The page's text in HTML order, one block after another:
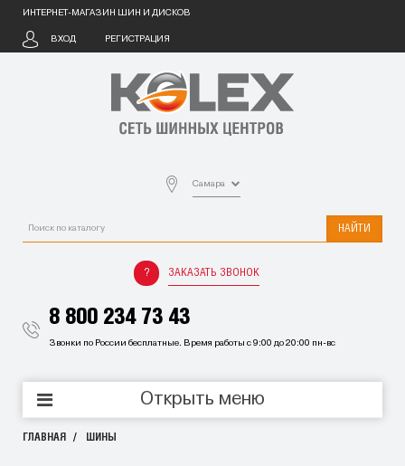
ИНТЕРНЕТ-МАГАЗИН ШИН И ДИСКОВ
ВХОД РЕГИСТРАЦИЯ
Самара
НАЙТИ
ЗАКАЗАТЬ ЗВОНОК
8 800 234 73 43
Звонки по России бесплатные. Время работы с 9:00 до 20:00 пн-вс
Открыть меню
ГЛАВНАЯ ШИНЫ